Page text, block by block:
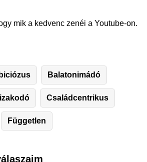
mik a kedvenc zenéi a Youtube-on.
Balatonimádó
Családcentrikus
Független